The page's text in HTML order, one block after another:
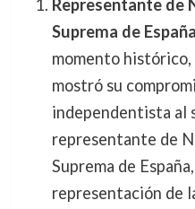
Representante de
Suprema de
momento
mostró su
independentista al
representante de
Suprema de
representación de